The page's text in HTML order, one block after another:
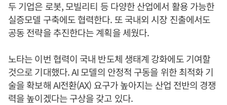
두 기업은 로봇, 모빌리티 등 다양한 산업에서 활용 가능한
실증모델 구축에도 협력한다. 또 국내외 시장 진출에서도
공동 전략을 추진한다는 계획을 세웠다.
노타는 이번 협력이 국내 반도체 생태계 강화에도 기여할
것으로 기대했다. AI 모델의 안정적 구동을 위한 최적화 기
술을 확보해 AI전환(AX) 요구가 높아지는 산업 전반의 경쟁
력을 높이겠다는 구상을 갖고 있다.